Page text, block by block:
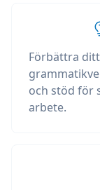
Förbättra
och stöd för
arbete.